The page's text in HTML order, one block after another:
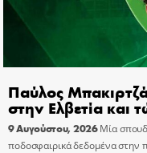
Παύλος
στην Ελβετία και
9 Αυγούστου, 2026 Μία
ποδοσφαιρικά δεδομένα στην